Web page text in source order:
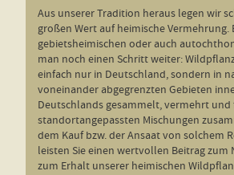
Aus unserer Tradition heraus legen wir
großen Wert auf heimische Vermehrung.
gebietsheimischen oder auch
man noch einen Schritt weiter:
einfach nur in Deutschland, sondern in
voneinander abgegrenzten Gebieten
Deutschlands gesammelt, vermehrt und
standortangepassten Mischungen
dem Kauf bzw. der Ansaat von solchem
leisten Sie einen wertvollen Beitrag zum
zum Erhalt unserer heimischen